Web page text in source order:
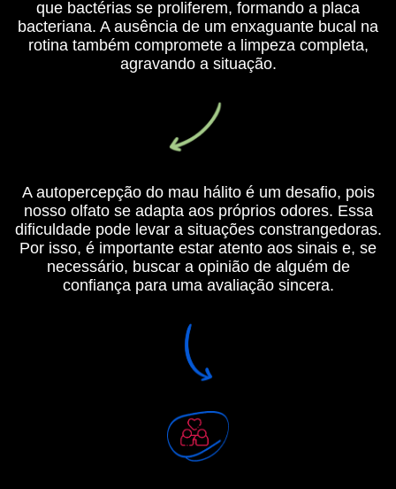
que bactérias se proliferem, formando a placa
bacteriana. A ausência de um enxaguante bucal na
rotina também compromete a limpeza completa,
agravando a situação.
A autopercepção do mau hálito é um desafio, pois
nosso olfato se adapta aos próprios odores. Essa
dificuldade pode levar a situações constrangedoras.
Por isso, é importante estar atento aos sinais e, se
necessário, buscar a opinião de alguém de
confiança para uma avaliação sincera.